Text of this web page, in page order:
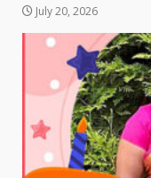
July 20, 2026